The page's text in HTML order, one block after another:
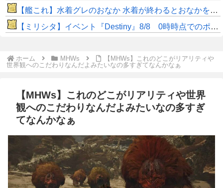
【艦これ】水着グレのおなか 水着が終わるとおなかを隠してしまうから今のうちに堪能しておく 他
【ミリシタ】イベント『Destiny』8/8 0時時点でのポイント、ハイスコアのボーダー
ホーム MHWs
【MHWs】これのどこがリアリティや
世界観へのこだわりなんだよみたいなの多すぎてなんかなぁ
【MHWs】これのどこがリアリティや世界
観へのこだわりなんだよみたいなの多すぎ
てなんかなぁ